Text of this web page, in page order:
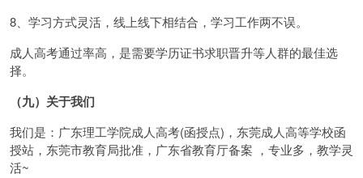
8、学习方式灵活，线上线下相结合，学习工作两不误。
成人高考通过率高，是需要学历证书求职晋升等人群的最佳选
择。
（九）关于我们
我们是：广东理工学院成人高考(函授点)，东莞成人高等学校函
授站，东莞市教育局批准，广东省教育厅备案 ，专业多，教学灵
活~